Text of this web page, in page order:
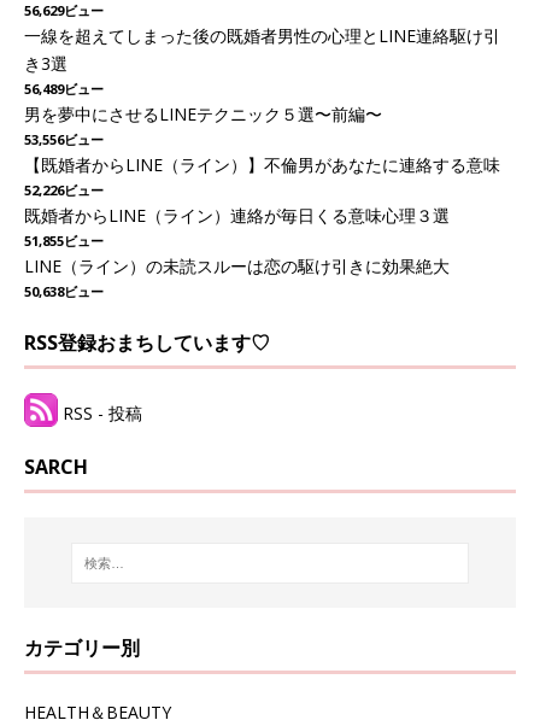
56,629ビュー
一線を超えてしまった後の既婚者男性の心理とLINE連絡駆け引
き3選
56,489ビュー
男を夢中にさせるLINEテクニック５選〜前編〜
53,556ビュー
【既婚者からLINE（ライン）】不倫男があなたに連絡する意味
52,226ビュー
既婚者からLINE（ライン）連絡が毎日くる意味心理３選
51,855ビュー
LINE（ライン）の未読スルーは恋の駆け引きに効果絶大
50,638ビュー
RSS登録おまちしています♡
RSS - 投稿
SARCH
カテゴリー別
HEALTH＆BEAUTY